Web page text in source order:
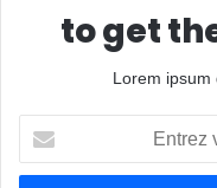
to get
Lorem ipsum
t